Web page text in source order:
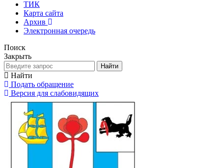
ТИК
Карта сайта
Архив
Электронная очередь
Поиск
Закрыть
Найти
Найти
Подать обращение
Версия для слабовидящих